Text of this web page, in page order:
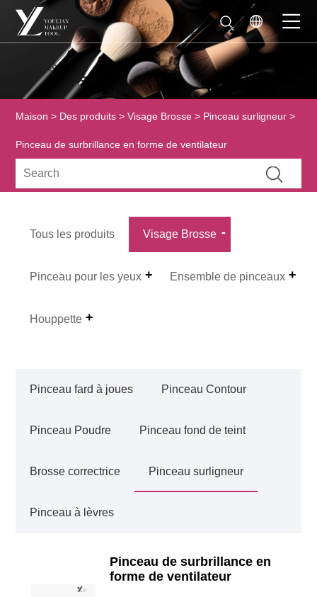
Maison > Des produits >Visage Brosse > Pinceau surligneur >
Pinceau de surbrillance en forme de ventilateur
Tous les produits Visage Brosse
Pinceau pour les yeux Ensemble de pinceaux
Houppette
Pinceau fard à joues Pinceau Contour
Pinceau Poudre Pinceau fond de teint
Brosse correctrice Pinceau surligneur
Pinceau à lèvres
Pinceau de surbrillance en
forme de ventilateur